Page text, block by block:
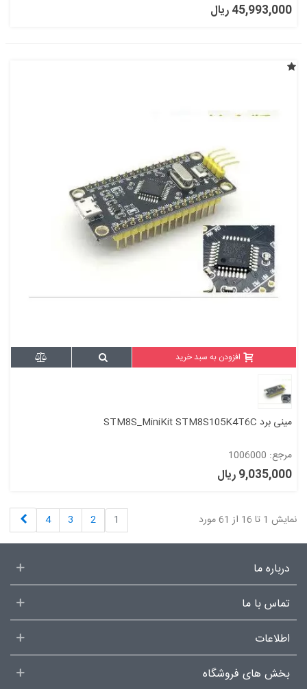
45,993,000 ریال
افزودن به سبد خرید
مینی برد STM8S_MiniKit STM8S105K4T6C
مرجع: 1006000
9,035,000 ریال
نمایش 1 تا 16 از 61 مورد 1
2
3
4
درباره ما
تماس با ما
اطلاعات
بخش های فروشگاه